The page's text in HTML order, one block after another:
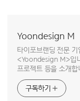
Yoondesign M
타이포브랜딩 전문
<Yoondesign M>입
프로젝트 등을 소개합
구독하기